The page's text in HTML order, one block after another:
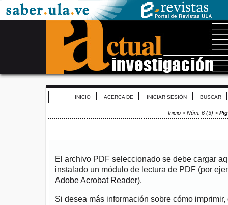
INICIO ACERCA DE INICIAR SESIÓN BUSCAR
Inicio > Núm. 6 (3) >
El archivo PDF seleccionado se debe cargar
instalado un módulo de lectura de PDF (por
Adobe Acrobat Reader).
Si desea más información sobre cómo